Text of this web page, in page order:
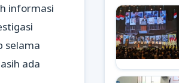
informasi
selama
ada